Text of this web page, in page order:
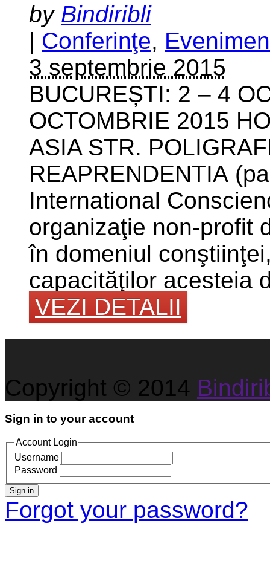
by Bindiribli
| Conferinţe,
3 septembrie 2015
BUCUREȘTI: 2 – 4
OCTOMBRIE 2015
ASIA STR.
REAPRENDENTIA
International
organizaţie non-profit
în domeniul
capacităţilor acesteia
VEZI DETALII
Copyright © 2014
Sign in to your account
Account Login
Username
Password
Sign in
Forgot your password?